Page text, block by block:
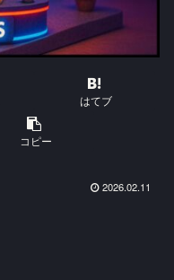
はてブ
コピー
2026.02.11